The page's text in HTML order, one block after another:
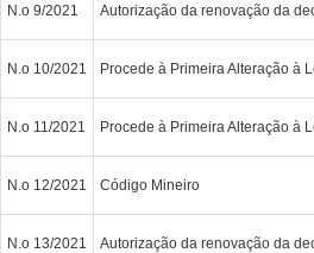
N.o 9/2021 Autorização da renovação da
N.o 10/2021 Procede à Primeira Alteração à
N.o 11/2021 Procede à Primeira Alteração à
N.o 12/2021 Código Mineiro
N.o 13/2021 Autorização da renovação da